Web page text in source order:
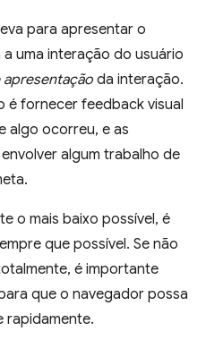
para apresentar o
uma interação do usuário
apresentação da interação.
é fornecer feedback visual
algo ocorreu, e as
algum trabalho de
o mais baixo possível, é
que possível. Se não
é importante
que o navegador possa
rapidamente.